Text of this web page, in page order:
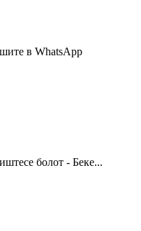
в WhatsApp
болот - Беке...